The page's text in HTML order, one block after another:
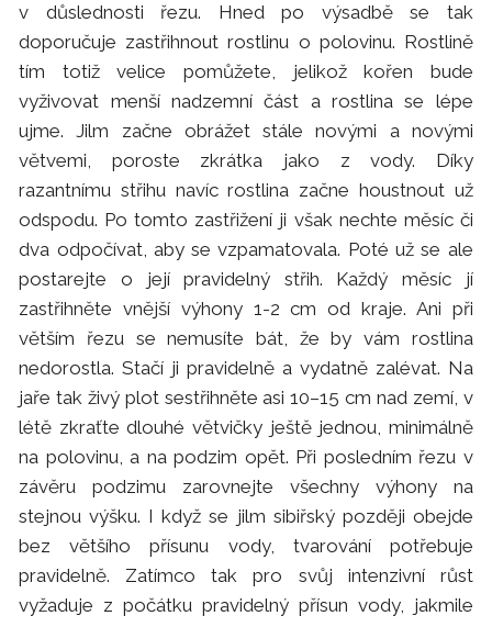
v důslednosti řezu. Hned po výsadbě se tak
doporučuje zastřihnout rostlinu o polovinu. Rostlině
tím totiž velice pomůžete, jelikož kořen bude
vyživovat menší nadzemní část a rostlina se lépe
ujme. Jilm začne obrážet stále novými a novými
větvemi, poroste zkrátka jako z vody. Díky
razantnímu střihu navíc rostlina začne houstnout už
odspodu. Po tomto zastřižení ji však nechte měsíc či
dva odpočívat, aby se vzpamatovala. Poté už se ale
postarejte o její pravidelný střih. Každý měsíc jí
zastřihněte vnější výhony 1-2 cm od kraje. Ani při
větším řezu se nemusíte bát, že by vám rostlina
nedorostla. Stačí ji pravidelně a vydatně zalévat. Na
jaře tak živý plot sestřihněte asi 10–15 cm nad zemí, v
létě zkraťte dlouhé větvičky ještě jednou, minimálně
na polovinu, a na podzim opět. Při posledním řezu v
závěru podzimu zarovnejte všechny výhony na
stejnou výšku. I když se jilm sibiřský později obejde
bez většího přísunu vody, tvarování potřebuje
pravidelně. Zatímco tak pro svůj intenzivní růst
vyžaduje z počátku pravidelný přísun vody, jakmile